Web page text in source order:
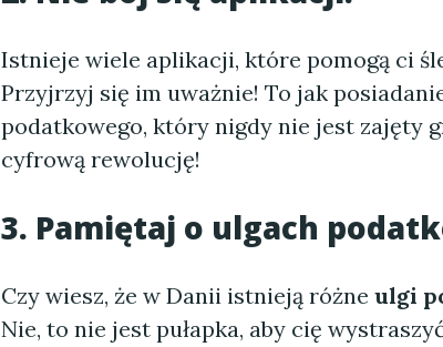
Istnieje wiele aplikacji, które pomogą ci
Przyjrzyj się im uważnie! To jak
podatkowego, który nigdy nie jest zajęty
cyfrową rewolucję!
3. Pamiętaj o ulgach
Czy wiesz, że w Danii istnieją różne ulgi
Nie, to nie jest pułapka, aby cię